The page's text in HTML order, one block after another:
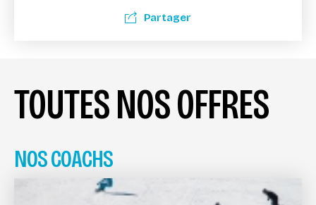
Partager
TOUTES NOS OFFRES
NOS COACHS